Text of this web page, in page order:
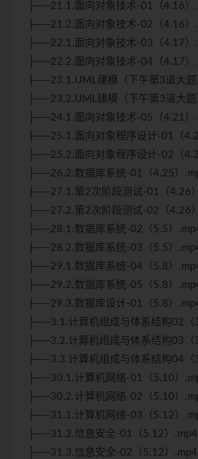
├──21.1.面向对象技术-01（4.16）
├──21.2.面向对象技术-02（4.16）
├──22.1.面向对象技术-03（4.17）
├──22.2.面向对象技术-04（4.17）
├──23.1.UML建模（下午第3道大
├──23.2.UML建模（下午第3道大
├──24.1.面向对象技术-05（4.21）
├──25.1.面向对象程序设计-01（
├──25.2.面向对象程序设计-02（
├──26.2.数据库系统-01（4.25）
├──27.1.第2次阶段测试-01（4.26
├──27.2.第2次阶段测试-02（4.26
├──28.1.数据库系统-02（5.5）
├──28.2.数据库系统-03（5.5）
├──29.1.数据库系统-04（5.8）
├──29.2.数据库系统-05（5.8）
├──29.3.数据库设计-01（5.8）
├──3.1.计算机组成与体系结构02
├──3.2.计算机组成与体系结构03
├──3.3.计算机组成与体系结构04
├──30.1.计算机网络-01（5.10）
├──30.2.计算机网络-02（5.10）
├──31.1.计算机网络-03（5.12）
├──31.2.信息安全-01（5.12）
├──31.3.信息安全-02（5.12）